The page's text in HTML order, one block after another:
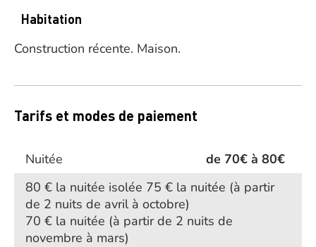
Habitation
Construction récente. Maison.
Tarifs et modes de paiement
Nuitée
de 70€ à 80€
80 € la nuitée isolée 75 € la nuitée (à partir
de 2 nuits de avril à octobre)
70 € la nuitée (à partir de 2 nuits de
novembre à mars)